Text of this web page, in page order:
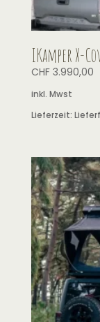
IKamper X-
CHF3.990,00
inkl. Mwst
Lieferzeit: